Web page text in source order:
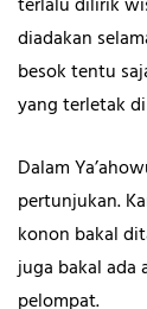
diadakan
besok tentu
yang terletak
Dalam
pertunjukan.
konon bakal
juga bakal ada
pelompat.